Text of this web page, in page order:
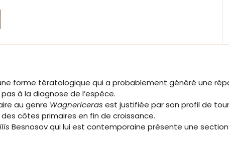
forme tératologique qui a probablement généré une
à la diagnose de l’espèce.
au genre Wagnericeras est justifiée par son profil de
côtes primaires en fin de croissance.
Besnosov qui lui est contemporaine présente une